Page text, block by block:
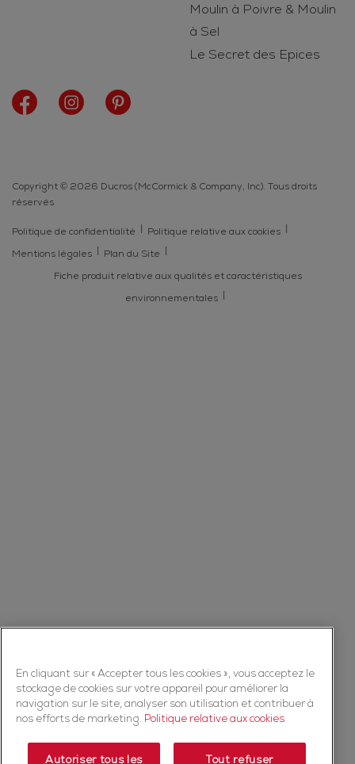
Moulin à Poivre & Moulin
à Sel
Le Secret des Epices
Copyright © 2026 Ducros (McCormick & Company, Inc). Tous droits
réservés
Politique de confidentialité
Politique relative aux cookies
Mentions légales
Plan du Site
Fiche produit relative aux qualités et caractéristiques
environnementales
En cliquant sur « Accepter tous les cookies », vous acceptez le
stockage de cookies sur votre appareil pour améliorer la
navigation sur le site, analyser son utilisation et contribuer à
nos efforts de marketing. Politique relative aux cookies
Autoriser tous les Tout refuser